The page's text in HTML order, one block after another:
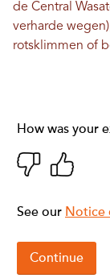
de Central
verharde
rotsklimmen of